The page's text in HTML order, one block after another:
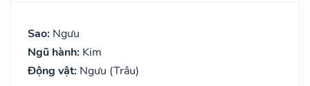
Sao: Ngưu
Ngũ hành: Kim
Động vật: Ngưu (Trâu)